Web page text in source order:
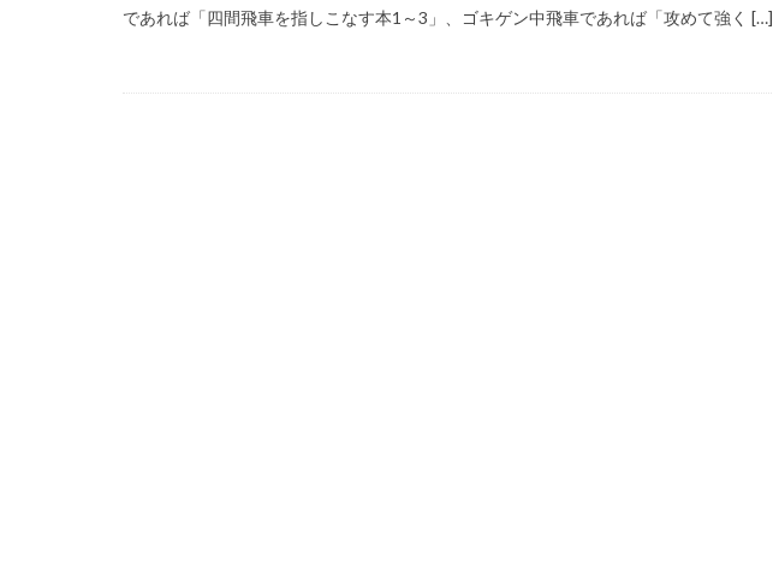
であれば「四間飛車を指しこなす本1～3」、ゴキゲン中飛車であれば「攻めて強く […]